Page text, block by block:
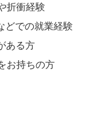
折衝経験
どでの就業経験
ある方
お持ちの方